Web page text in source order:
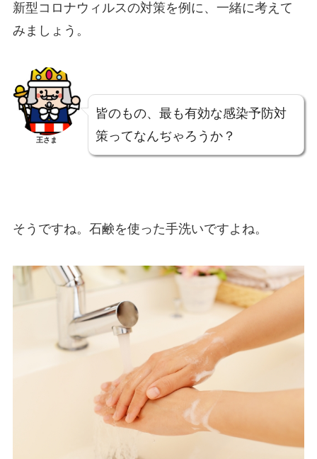
新型コロナウィルスの対策を例に、一緒に考えて
みましょう。
王さま
皆のもの、最も有効な感染予防対
策ってなんぢゃろうか？
そうですね。石鹸を使った手洗いですよね。